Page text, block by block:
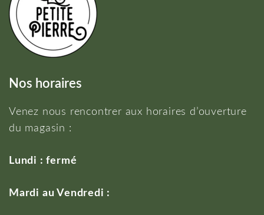
Nos horaires
Venez nous rencontrer aux horaires d’ouverture
du magasin :
Lundi : fermé
Mardi au Vendredi :